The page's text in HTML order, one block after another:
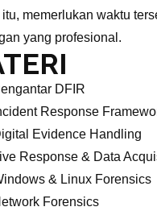
itu, memerlukan waktu
yang profesional.
DFIR
Response
Evidence Handling
Response & Data
& Linux Forensics
Forensics